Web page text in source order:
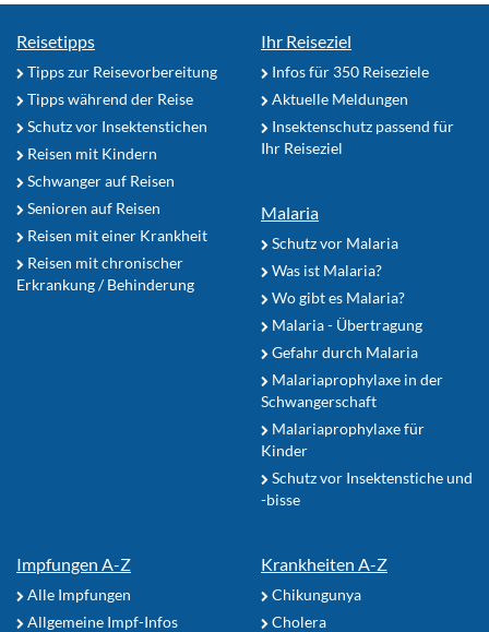
Reisetipps
Tipps zur Reisevorbereitung
Tipps während der Reise
Schutz vor Insektenstichen
Reisen mit Kindern
Schwanger auf Reisen
Senioren auf Reisen
Reisen mit einer Krankheit
Reisen mit chronischer
Erkrankung / Behinderung
Ihr Reiseziel
Infos für 350 Reiseziele
Aktuelle Meldungen
Insektenschutz passend für
Ihr Reiseziel
Malaria
Schutz vor Malaria
Was ist Malaria?
Wo gibt es Malaria?
Malaria - Übertragung
Gefahr durch Malaria
Malariaprophylaxe in der
Schwangerschaft
Malariaprophylaxe für
Kinder
Schutz vor Insektenstiche und
-bisse
Impfungen A-Z
Alle Impfungen
Allgemeine Impf-Infos
Krankheiten A-Z
Chikungunya
Cholera